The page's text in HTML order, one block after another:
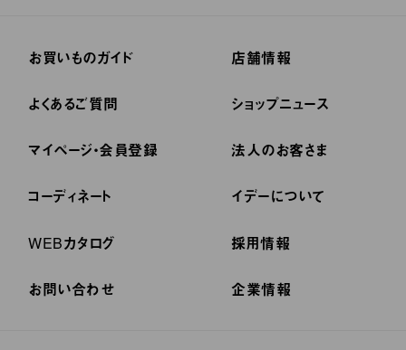
お買いものガイド
よくあるご質問
マイページ・会員登録
コーディネート
WEBカタログ
お問い合わせ
店舗情報
ショップニュース
法人のお客さま
イデーについて
採用情報
企業情報